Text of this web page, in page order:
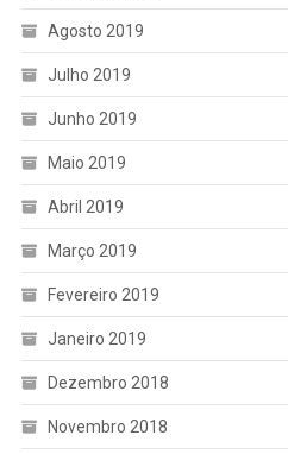
Agosto 2019
Julho 2019
Junho 2019
Maio 2019
Abril 2019
Março 2019
Fevereiro 2019
Janeiro 2019
Dezembro 2018
Novembro 2018